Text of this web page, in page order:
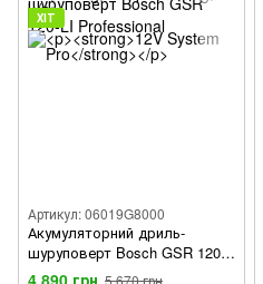
ХІТ
Артикул: 06019G8000
Акумуляторний дриль-
шуруповерт Bosch GSR 120-
LI Professional